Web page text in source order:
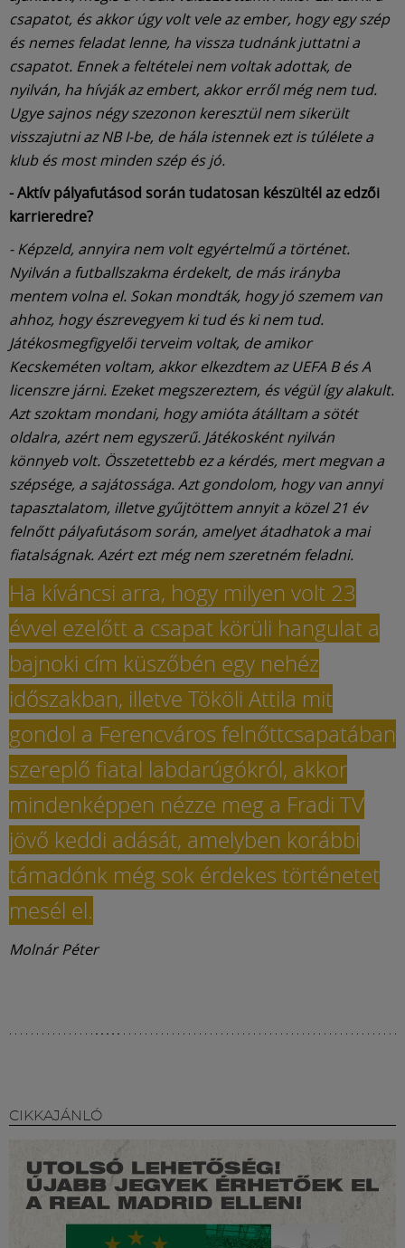
csapatot, és akkor úgy volt vele az ember, hogy egy szép
és nemes feladat lenne, ha vissza tudnánk juttatni a
csapatot. Ennek a feltételei nem voltak adottak, de
nyilván, ha hívják az embert, akkor erről még nem tud.
Ugye sajnos négy szezonon keresztül nem sikerült
visszajutni az NB I-be, de hála istennek ezt is túlélete a
klub és most minden szép és jó.
- Aktív pályafutásod során tudatosan készültél az edzői
karrieredre?
- Képzeld, annyira nem volt egyértelmű a történet.
Nyilván a futballszakma érdekelt, de más irányba
mentem volna el. Sokan mondták, hogy jó szemem van
ahhoz, hogy észrevegyem ki tud és ki nem tud.
Játékosmegfigyelői terveim voltak, de amikor
Kecskeméten voltam, akkor elkezdtem az UEFA B és A
licenszre járni. Ezeket megszereztem, és végül így alakult.
Azt szoktam mondani, hogy amióta átálltam a sötét
oldalra, azért nem egyszerű. Játékosként nyilván
könnyeb volt. Összetettebb ez a kérdés, mert megvan a
szépsége, a sajátossága. Azt gondolom, hogy van annyi
tapasztalatom, illetve gyűjtöttem annyit a közel 21 év
felnőtt pályafutásom során, amelyet átadhatok a mai
fiatalságnak. Azért ezt még nem szeretném feladni.
Ha kíváncsi arra, hogy milyen volt 23
évvel ezelőtt a csapat körüli hangulat a
bajnoki cím küszőbén egy nehéz
időszakban, illetve Tököli Attila mit
gondol a Ferencváros felnőttcsapatában
szereplő fiatal labdarúgókról, akkor
mindenképpen nézze meg a Fradi TV
jövő keddi adását, amelyben korábbi
támadónk még sok érdekes történetet
mesél el.
Molnár Péter
CIKKAJÁNLÓ